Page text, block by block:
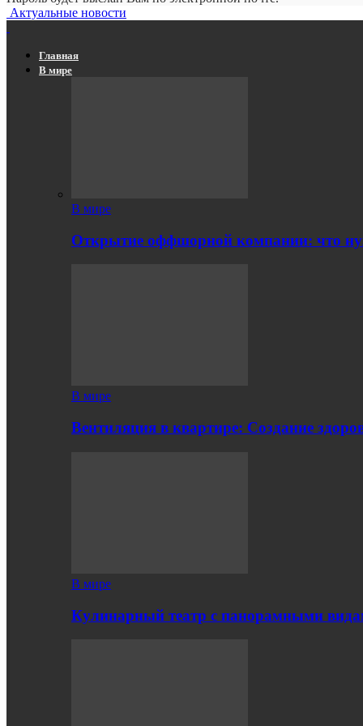
Актуальные новости
Главная
В мире
В мире
Открытие оффшорной компании: что
В мире
Вентиляция в квартире: Создание
В мире
Кулинарный театр с панорамными